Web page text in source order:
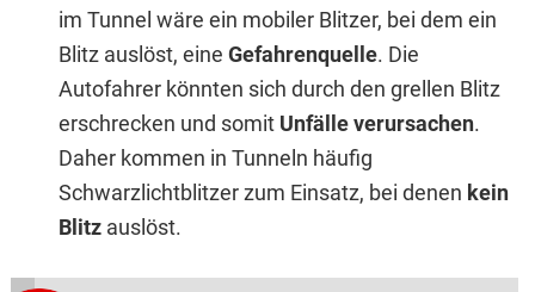
im Tunnel wäre ein mobiler Blitzer, bei dem ein
Blitz auslöst, eine Gefahrenquelle. Die
Autofahrer könnten sich durch den grellen Blitz
erschrecken und somit Unfälle verursachen.
Daher kommen in Tunneln häufig
Schwarzlichtblitzer zum Einsatz, bei denen kein
Blitzauslöst.